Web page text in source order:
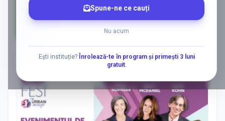
Spune-ne ce cauți
Nu acum
Ești instituție?
Înrolează-te în program și primești 3 luni
gratuit.